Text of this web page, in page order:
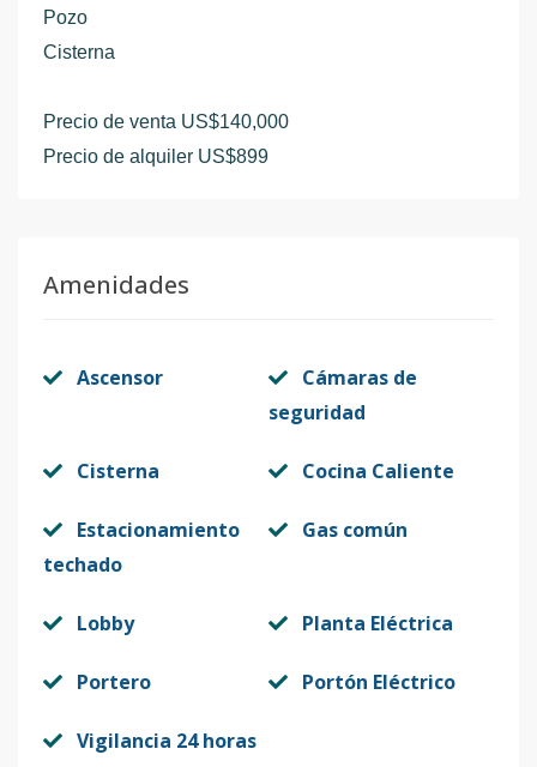
Pozo
Cisterna
Precio de venta US$140,000
Precio de alquiler US$899
Amenidades
Ascensor
Cámaras de
seguridad
Cisterna Cocina Caliente
Estacionamiento
techado
Gas común
Lobby Planta Eléctrica
Portero Portón Eléctrico
Vigilancia 24 horas